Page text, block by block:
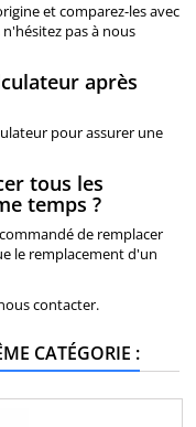
et comparez-les avec
pas à nous
après
pour assurer une
tous les
temps ?
de remplacer
le remplacement d'un
contacter.
CATÉGORIE :